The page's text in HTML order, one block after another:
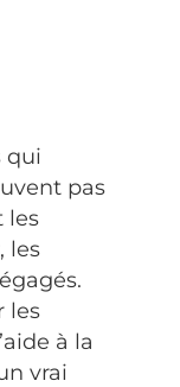
qui
pas
les
les
les
à la
vrai